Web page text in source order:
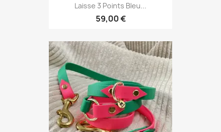
Laisse 3 Points Bleu...
59,00 €